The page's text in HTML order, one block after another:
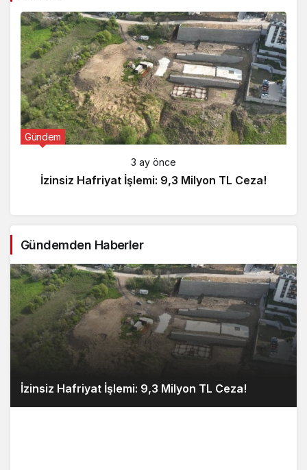
Gündem
3 ay önce
İzinsiz Hafriyat İşlemi: 9,3 Milyon TL Ceza!
Gündemden Haberler
İzinsiz Hafriyat İşlemi: 9,3 Milyon TL Ceza!